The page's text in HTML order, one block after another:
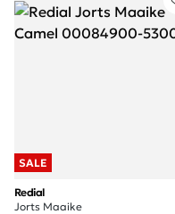
SALE
Redial
Jorts Maaike